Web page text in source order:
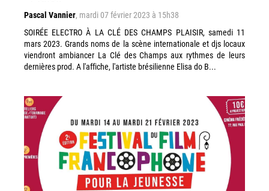
Pascal Vannier, mardi 07 février 2023 à 15h38
SOIRÉE ELECTRO À LA CLÉ DES CHAMPS PLAISIR, samedi 11
mars 2023. Grands noms de la scène internationale et djs locaux
viendront ambiancer La Clé des Champs aux rythmes de leurs
dernières prod. A l'affiche, l'artiste brésilienne Elisa do B...